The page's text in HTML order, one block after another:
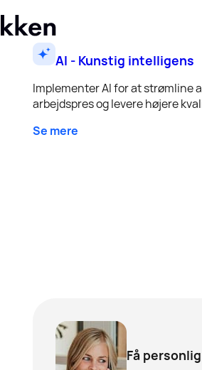
AI - Kunstig intelligens
Implementer AI for at strømline
arbejdspres og levere højere
Se mere
Få